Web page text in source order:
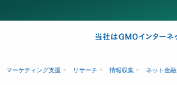
マーケティング支援 リサーチ 情報収集 ネット金融